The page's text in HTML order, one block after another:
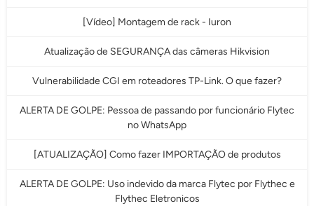
[Vídeo] Montagem de rack - Iuron
Atualização de SEGURANÇA das câmeras Hikvision
Vulnerabilidade CGI em roteadores TP-Link. O que fazer?
ALERTA DE GOLPE: Pessoa de passando por funcionário Flytec
no WhatsApp
[ATUALIZAÇÃO] Como fazer IMPORTAÇÃO de produtos
ALERTA DE GOLPE: Uso indevido da marca Flytec por Flythec e
Flythec Eletronicos